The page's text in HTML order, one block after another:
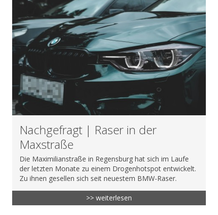
Nachgefragt | Raser in der
Maxstraße
Die Maximilianstraße in Regensburg hat sich im Laufe
der letzten Monate zu einem Drogenhotspot entwickelt.
Zu ihnen gesellen sich seit neuestem BMW-Raser.
>> weiterlesen